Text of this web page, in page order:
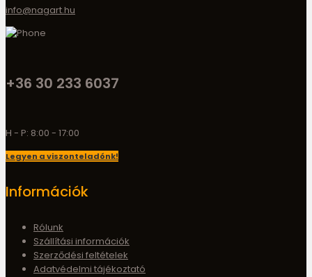
info@nagart.hu
+36 30 233 6037
H - P: 8:00 - 17:00
Legyen a viszonteladónk!
Információk
Rólunk
Szállítási információk
Szerződési feltételek
Adatvédelmi tájékoztató